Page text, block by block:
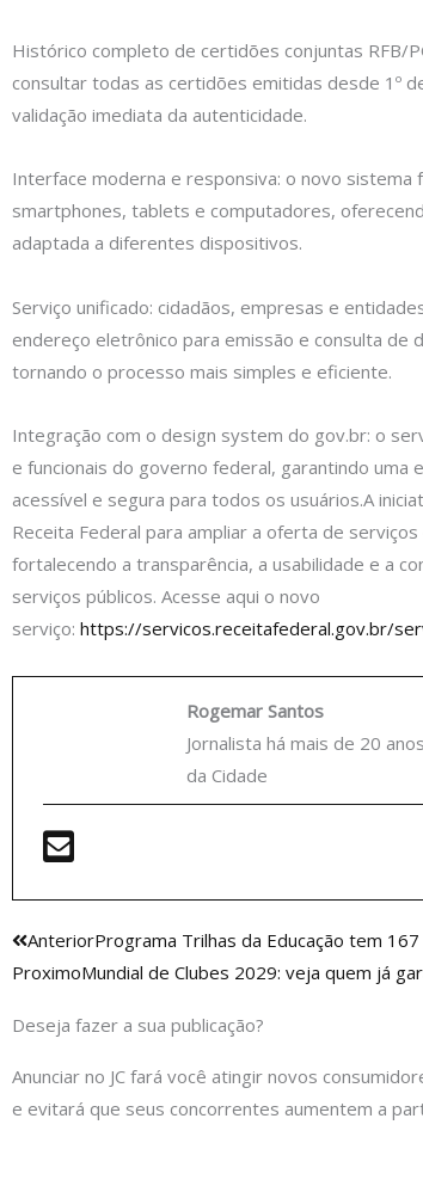
Histórico completo de certidões conjuntas RFB/
consultar todas as certidões emitidas desde 1º
validação imediata da autenticidade.
Interface moderna e responsiva: o novo sistema
smartphones, tablets e computadores,
adaptada a diferentes dispositivos.
Serviço unificado: cidadãos, empresas e
endereço eletrônico para emissão e consulta de
tornando o processo mais simples e eficiente.
Integração com o design system do gov.br: o
e funcionais do governo federal, garantindo uma
acessível e segura para todos os usuários.A
Receita Federal para ampliar a oferta de
fortalecendo a transparência, a usabilidade e a
serviços públicos. Acesse aqui o novo
serviço: https://servicos.receitafederal.gov.br/
Rogemar Santos
Jornalista há mais de 20
da Cidade
Anterior
AnteriorPrograma Trilhas da Educação tem
ProximoMundial de Clubes 2029: veja quem já
Deseja fazer a sua publicação?
Anunciar no JC fará você atingir novos
e evitará que seus concorrentes aumentem a